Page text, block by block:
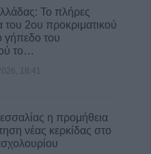
στο γήπεδο
για την ανάσυρση
από το Υπ.
Το πλήρες
2ου προκριματικού
γήπεδο του
το…
18:41
η προμήθεια
νέας κερκίδας στο